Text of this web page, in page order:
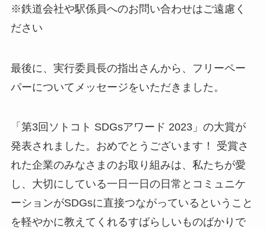
※鉄道会社や駅係員へのお問い合わせはご遠慮く
ださい
最後に、実行委員長の指出さんから、フリーペー
パーについてメッセージをいただきました。
「第3回ソトコト SDGsアワード 2023」の大賞が
発表されました。おめでとうございます！ 受賞さ
れた企業のみなさまのお取り組みは、私たちが愛
し、大切にしている一日一日の日常とコミュニケ
ーションがSDGsに直接つながっているということ
を軽やかに教えてくれるすばらしいものばかりで